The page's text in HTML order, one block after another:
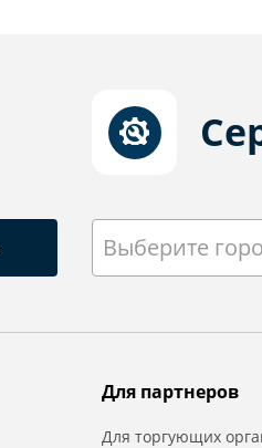
Выберите
Для партнеров
Для торгующих